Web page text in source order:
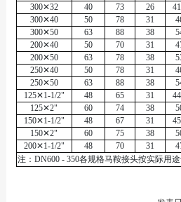
300✕32
40 73 26
300✕40
50 78 31
300✕50
63 88 38
200✕40
50 70 31
200✕50
63 78 38
250✕40
50 78 31
250✕50
63 88 38
125✕1-1/2"
48 65 31
125✕2"
60 74 38
150✕1-1/2"
48 67 31
150✕2"
60 75 38
200✕1-1/2"
48 70 31
注：DN600 - 350各规格马鞍接头按实际用途